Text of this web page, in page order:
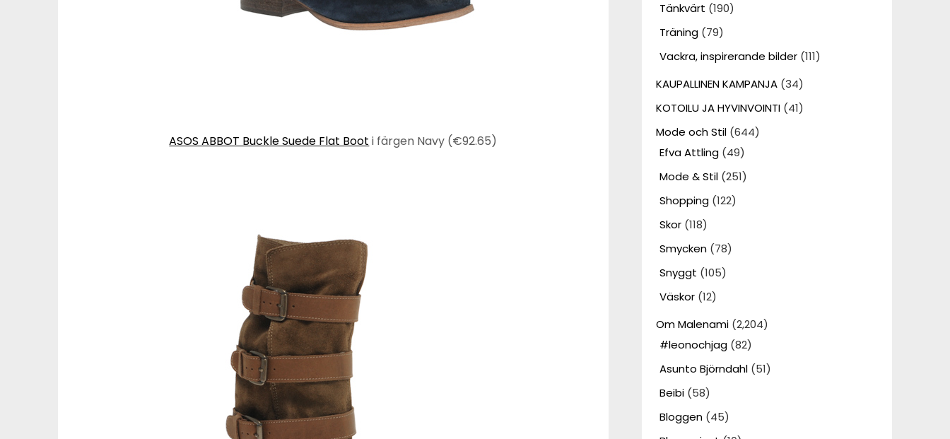
ASOS ABBOT Buckle Suede Flat Boot i färgen Navy (€92.65)
Tänkvärt (190)
Träning(79)
Vackra, inspirerande bilder(111)
KAUPALLINEN KAMPANJA(34)
KOTOILU JA HYVINVOINTI(41)
Mode och Stil(644)
Efva Attling(49)
Mode & Stil(251)
Shopping(122)
Skor(118)
Smycken(78)
Snyggt (105)
Väskor(12)
Om Malenami(2,204)
#leonochjag(82)
Asunto Björndahl(51)
Beibi(58)
Bloggen(45)